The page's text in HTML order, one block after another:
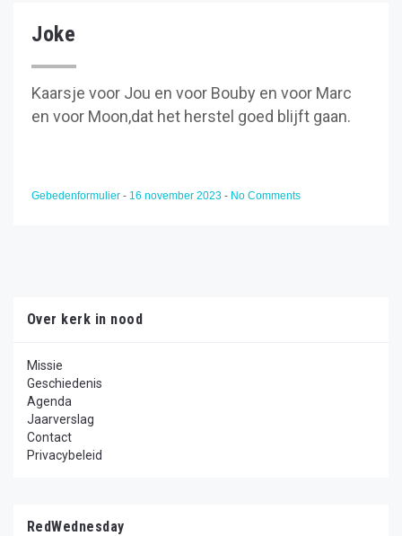
Joke
Kaarsje voor Jou en voor Bouby en voor Marc
en voor Moon,dat het herstel goed blijft gaan.
Gebedenformulier - 16 november 2023 - No Comments
Over kerk in nood
Missie
Geschiedenis
Agenda
Jaarverslag
Contact
Privacybeleid
RedWednesday